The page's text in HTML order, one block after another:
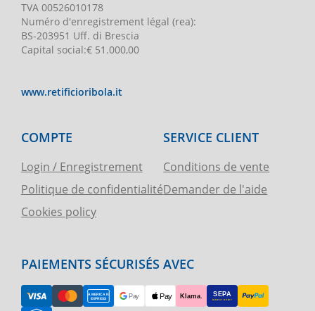
TVA 00526010178
Numéro d'enregistrement légal (rea):
BS-203951 Uff. di Brescia
Capital social:€ 51.000,00
www.retificioribola.it
COMPTE
Login / Enregistrement
Politique de confidentialité
Cookies policy
SERVICE CLIENT
Conditions de vente
Demander de l'aide
PAIEMENTS SÉCURISÉS AVEC